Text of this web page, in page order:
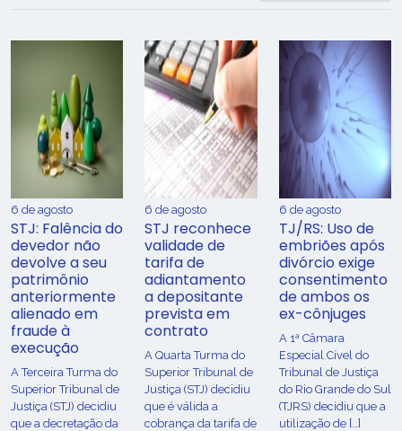
6 de agosto
STJ: Falência do
devedor não
devolve a seu
patrimônio
anteriormente
alienado em
fraude à
execução
A Terceira Turma do
Superior Tribunal de
Justiça (STJ) decidiu
que a decretação da
6 de agosto
STJ reconhece
validade de
tarifa de
adiantamento
a depositante
prevista em
contrato
A Quarta Turma do
Superior Tribunal de
Justiça (STJ) decidiu
que é válida a
cobrança da tarifa de
6 de agosto
TJ/RS: Uso de
embriões após
divórcio exige
consentimento
de ambos os
ex-cônjuges
A 1ª Câmara
Especial Cível do
Tribunal de Justiça
do Rio Grande do Sul
(TJRS) decidiu que a
utilização de […]